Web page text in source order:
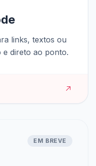
links, textos ou
e direto ao ponto.
EM BREVE